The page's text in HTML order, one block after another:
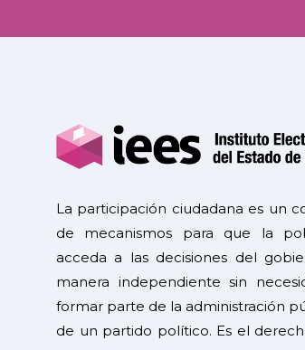
La participación ciudadana es un
de mecanismos para que la
acceda a las decisiones del
manera independiente sin
formar parte de la administración
de un partido político. Es el